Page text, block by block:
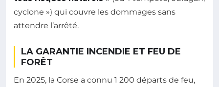
cyclone ») qui couvre les dommages sans
attendre l’arrêté.
LA GARANTIE INCENDIE ET FEU DE
FORÊT
En 2025, la Corse a connu 1 200 départs de feu,